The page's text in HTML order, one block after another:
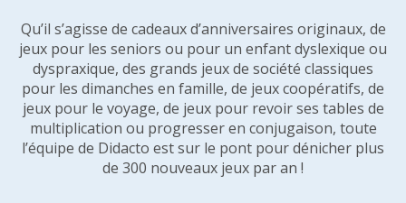
Qu’il s’agisse de cadeaux d’anniversaires originaux, de
jeux pour les seniors ou pour un enfant dyslexique ou
dyspraxique, des grands jeux de société classiques
pour les dimanches en famille, de jeux coopératifs, de
jeux pour le voyage, de jeux pour revoir ses tables de
multiplication ou progresser en conjugaison, toute
l’équipe de Didacto est sur le pont pour dénicher plus
de 300 nouveaux jeux par an !